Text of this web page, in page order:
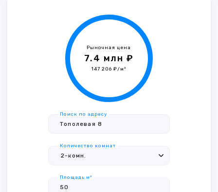
Рыночная цена
7.4 млн ₽
147 206 ₽/м²
Поиск по адресу
Количество комнат
Площадь м²